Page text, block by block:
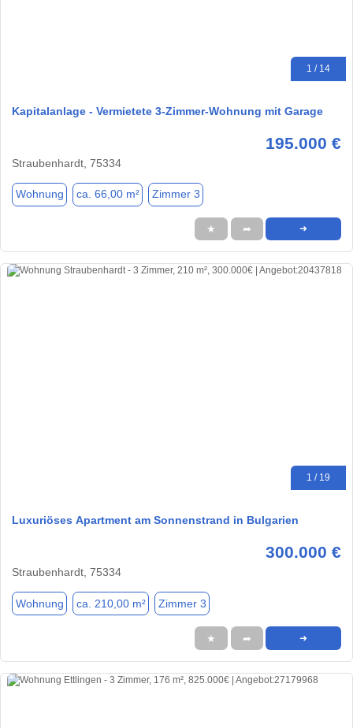
1 / 14
Kapitalanlage - Vermietete 3-Zimmer-Wohnung mit Garage
195.000 €
Straubenhardt, 75334
Wohnung ca. 66,00 m² Zimmer 3
★ ➦ ➜
1 / 19
Luxuriöses Apartment am Sonnenstrand in Bulgarien
300.000 €
Straubenhardt, 75334
Wohnung ca. 210,00 m² Zimmer 3
★ ➦ ➜